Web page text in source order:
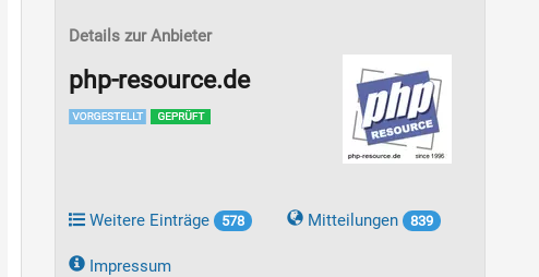
Details zur Anbieter
php-resource.de
Weitere Einträge 578 Mitteilungen 839
Impressum